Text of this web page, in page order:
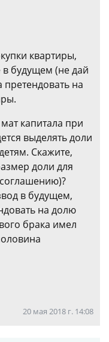
квартиры,
будущем (не дай
претендовать на
капитала при
выделять доли
Скажите,
доли для
в будущем,
на долю
брака имел
20 мая 2018 г. 14:08